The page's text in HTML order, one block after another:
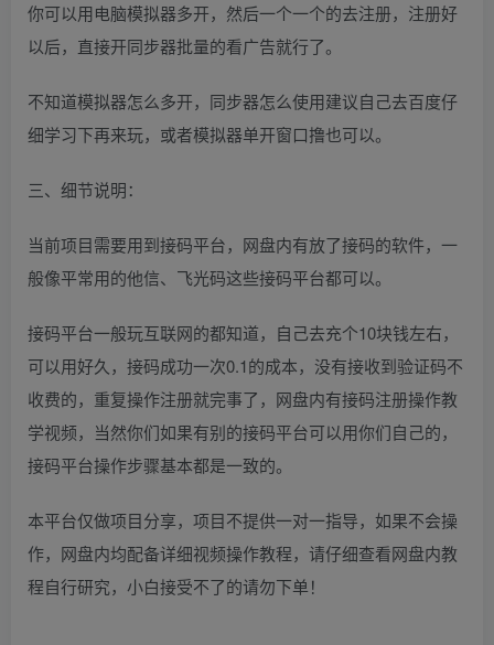
你可以用电脑模拟器多开，然后一个一个的去注册，注册好
以后，直接开同步器批量的看广告就行了。
不知道模拟器怎么多开，同步器怎么使用建议自己去百度仔
细学习下再来玩，或者模拟器单开窗口撸也可以。
三、细节说明：
当前项目需要用到接码平台，网盘内有放了接码的软件，一
般像平常用的他信、飞光码这些接码平台都可以。
接码平台一般玩互联网的都知道，自己去充个10块钱左右，
可以用好久，接码成功一次0.1的成本，没有接收到验证码不
收费的，重复操作注册就完事了，网盘内有接码注册操作教
学视频，当然你们如果有别的接码平台可以用你们自己的，
接码平台操作步骤基本都是一致的。
本平台仅做项目分享，项目不提供一对一指导，如果不会操
作，网盘内均配备详细视频操作教程，请仔细查看网盘内教
程自行研究，小白接受不了的请勿下单！